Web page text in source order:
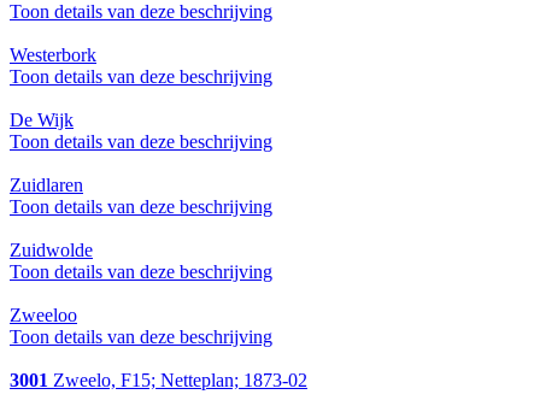
Toon details van deze beschrijving
Westerbork
Toon details van deze beschrijving
De Wijk
Toon details van deze beschrijving
Zuidlaren
Toon details van deze beschrijving
Zuidwolde
Toon details van deze beschrijving
Zweeloo
Toon details van deze beschrijving
3001 Zweelo, F15; Netteplan; 1873-02